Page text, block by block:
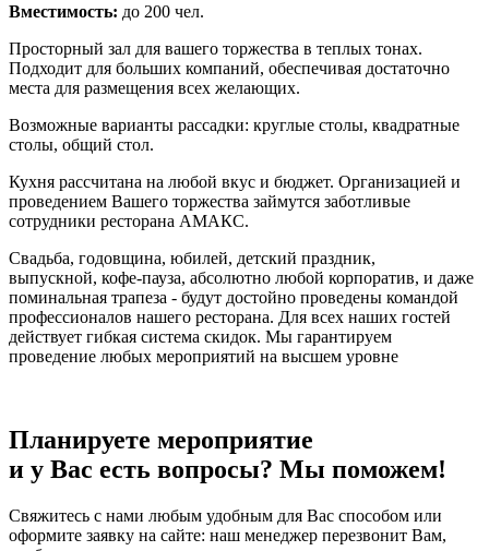
Вместимость: до 200 чел.
Просторный зал для вашего торжества в теплых тонах.
Подходит для больших компаний, обеспечивая достаточно
места для размещения всех желающих.
Возможные варианты рассадки: круглые столы, квадратные
столы, общий стол.
Кухня рассчитана на любой вкус и бюджет. Организацией и
проведением Вашего торжества займутся заботливые
сотрудники ресторана АМАКС.
Свадьба, годовщина, юбилей, детский праздник,
выпускной, кофе-пауза, абсолютно любой корпоратив, и даже
поминальная трапеза - будут достойно проведены командой
профессионалов нашего ресторана. Для всех наших гостей
действует гибкая система скидок. Мы гарантируем
проведение любых мероприятий на высшем уровне
Планируете мероприятие
и у Вас есть вопросы? Мы поможем!
Свяжитесь с нами любым удобным для Вас способом или
оформите заявку на сайте: наш менеджер перезвонит Вам,